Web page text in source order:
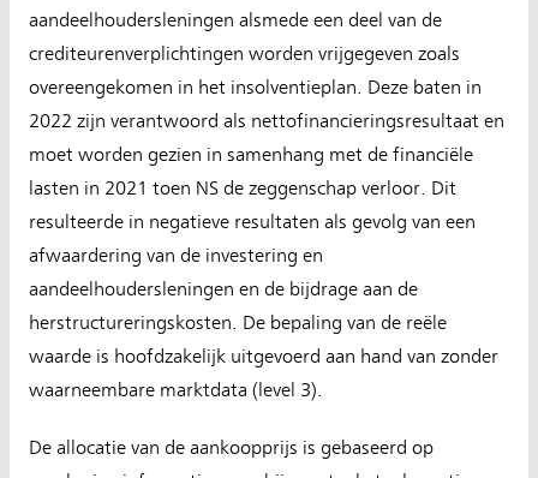
aandeelhoudersleningen alsmede een deel van de
crediteurenverplichtingen worden vrijgegeven zoals
overeengekomen in het insolventieplan. Deze baten in
2022 zijn verantwoord als nettofinancieringsresultaat en
moet worden gezien in samenhang met de financiële
lasten in 2021 toen NS de zeggenschap verloor. Dit
resulteerde in negatieve resultaten als gevolg van een
afwaardering van de investering en
aandeelhoudersleningen en de bijdrage aan de
herstructureringskosten. De bepaling van de reële
waarde is hoofdzakelijk uitgevoerd aan hand van zonder
waarneembare marktdata (level 3).
De allocatie van de aankoopprijs is gebaseerd op